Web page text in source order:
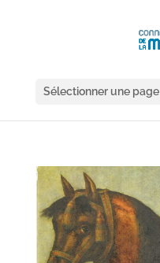
Sélectionner une page